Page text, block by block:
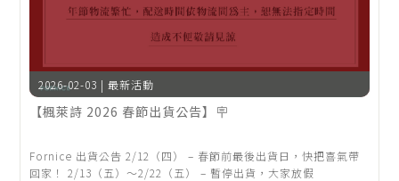
2026-02-03 | 最新活動
【楓萊詩 2026 春節出貨公告】🪧
Fornice 出貨公告 2/12（四） – 春節前最後出貨日，快把喜氣帶
回家！ 2/13（五）～2/22（五） – 暫停出貨，大家放假